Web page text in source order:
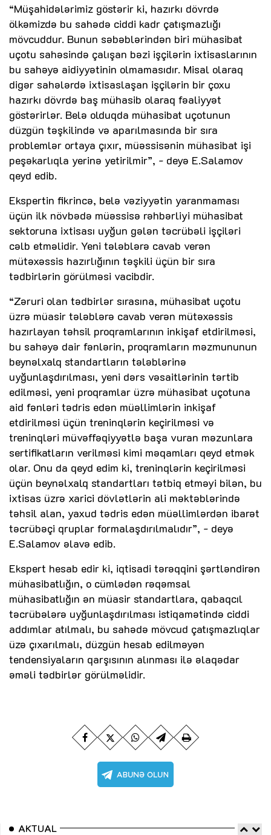
“Müşahidələrimiz göstərir ki, hazırkı dövrdə
ölkəmizdə bu sahədə ciddi kadr çatışmazlığı
mövcuddur. Bunun səbəblərindən biri mühasibat
uçotu sahəsində çalışan bəzi işçilərin ixtisaslarının
bu sahəyə aidiyyətinin olmamasıdır. Misal olaraq
digər sahələrdə ixtisaslaşan işçilərin bir çoxu
hazırkı dövrdə baş mühasib olaraq fəaliyyət
göstərirlər. Belə olduqda mühasibat uçotunun
düzgün təşkilində və aparılmasında bir sıra
problemlər ortaya çıxır, müəssisənin mühasibat işi
peşəkarlıqla yerinə yetirilmir”, - deyə E.Salamov
qeyd edib.
Ekspertin fikrincə, belə vəziyyətin yaranmaması
üçün ilk növbədə müəssisə rəhbərliyi mühasibat
sektoruna ixtisası uyğun gələn təcrübəli işçiləri
cəlb etməlidir. Yeni tələblərə cavab verən
mütəxəssis hazırlığının təşkili üçün bir sıra
tədbirlərin görülməsi vacibdir.
“Zəruri olan tədbirlər sırasına, mühasibat uçotu
üzrə müasir tələblərə cavab verən mütəxəssis
hazırlayan təhsil proqramlarının inkişaf etdirilməsi,
bu sahəyə dair fənlərin, proqramların məzmununun
beynəlxalq standartların tələblərinə
uyğunlaşdırılması, yeni dərs vəsaitlərinin tərtib
edilməsi, yeni proqramlar üzrə mühasibat uçotuna
aid fənləri tədris edən müəllimlərin inkişaf
etdirilməsi üçün treninqlərin keçirilməsi və
treninqləri müvəffəqiyyətlə başa vuran məzunlara
sertifikatların verilməsi kimi məqamları qeyd etmək
olar. Onu da qeyd edim ki, treninqlərin keçirilməsi
üçün beynəlxalq standartları tətbiq etməyi bilən, bu
ixtisas üzrə xarici dövlətlərin ali məktəblərində
təhsil alan, yaxud tədris edən müəllimlərdən ibarət
təcrübəçi qruplar formalaşdırılmalıdır”, - deyə
E.Salamov əlavə edib.
Ekspert hesab edir ki, iqtisadi tərəqqini şərtləndirən
mühasibatlığın, o cümlədən rəqəmsal
mühasibatlığın ən müasir standartlara, qabaqcıl
təcrübələrə uyğunlaşdırılması istiqamətində ciddi
addımlar atılmalı, bu sahədə mövcud çatışmazlıqlar
üzə çıxarılmalı, düzgün hesab edilməyən
tendensiyaların qarşısının alınması ilə əlaqədar
əməli tədbirlər görülməlidir.
AKTUAL